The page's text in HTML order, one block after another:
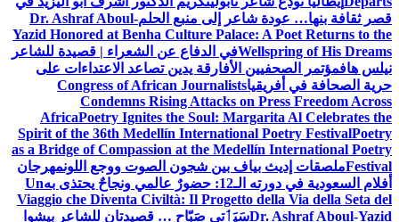
قصر ثقافة بنها… عودة شاعر إلى منبع الحلمDr. Ashraf Aboul-
Yazid Honored at Benha Culture Palace: A Poet Returns to the
Wellspring of His Dreamsفي الدفاع عن الشعراء | قصيدة للشاعر
نيلس هافمؤتمر الصحفيين الأفارقة يدين تصاعد الاعتداءات على
حرية الصحافة في أفريقياCongress of African Journalists
Condemns Rising Attacks on Press Freedom Across
AfricaPoetry Ignites the Soul: Margarita Al Celebrates the
Spirit of the 36th Medellín International Poetry FestivalPoetry
as a Bridge of Compassion at the Medellín International Poetry
Festivalملصقات إديث بياف بين شجون الصوت ووجع اللونمهرجان
أفلام السعودية في دورته الـ12: حضورٌ عالمي ونجاحٌ يحتذى به
Un
Viaggio che Diventa Civiltà: Il Progetto della Via della Seta del
Dr. Ashraf Aboul-Yazidسَيَٲتي صَبّاح … قصيدتان للشاعر بيشوا